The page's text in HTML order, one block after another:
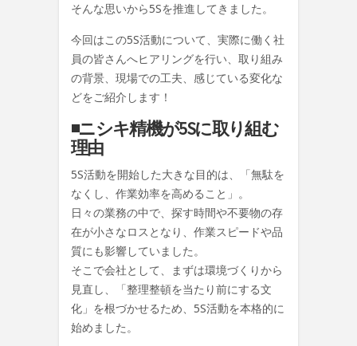
そんな思いから5Sを推進してきました。
今回はこの5S活動について、実際に働く社
員の皆さんへヒアリングを行い、取り組み
の背景、現場での工夫、感じている変化な
どをご紹介します！
◾️ニシキ精機が5Sに取り組む
理由
5S活動を開始した大きな目的は、
「無駄を
なくし、作業効率を高めること」
。
日々の業務の中で、探す時間や不要物の存
在が小さなロスとなり、作業スピードや品
質にも影響していました。
そこで会社として、まずは環境づくりから
見直し、「整理整頓を当たり前にする文
化」を根づかせるため、5S活動を本格的に
始めました。